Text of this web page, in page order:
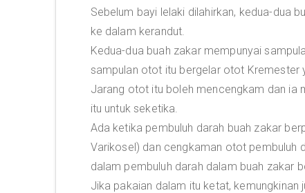
Sebelum bayi lelaki dilahirkan, kedua-dua
ke dalam kerandut.
Kedua-dua buah zakar mempunyai
sampulan otot itu bergelar otot Kremester
Jarang otot itu boleh mencengkam dan ia
itu untuk seketika.
Ada ketika pembuluh darah buah zakar
Varikosel) dan cengkaman otot pembuluh
dalam pembuluh darah dalam buah zakar
Jika pakaian dalam itu ketat,